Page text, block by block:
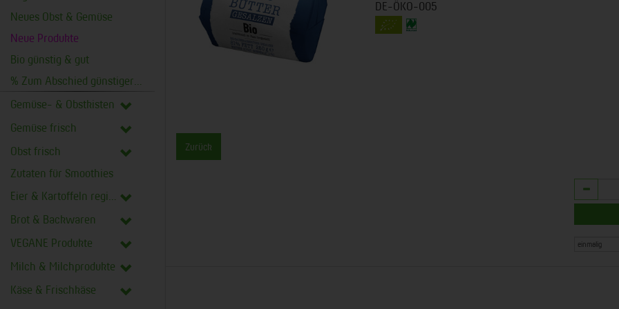
Neues Obst & Gemüse
Neue Produkte
Bio günstig & gut
Gemüse- & Obstkisten
Gemüse frisch
Obst frisch
Zutaten für Smoothies
Eier & Kartoffeln regional
Brot & Backwaren
VEGANE Produkte
Milch & Milchprodukte
Käse & Frischkäse
DE-ÖKO-005
Zurück
Anzahl